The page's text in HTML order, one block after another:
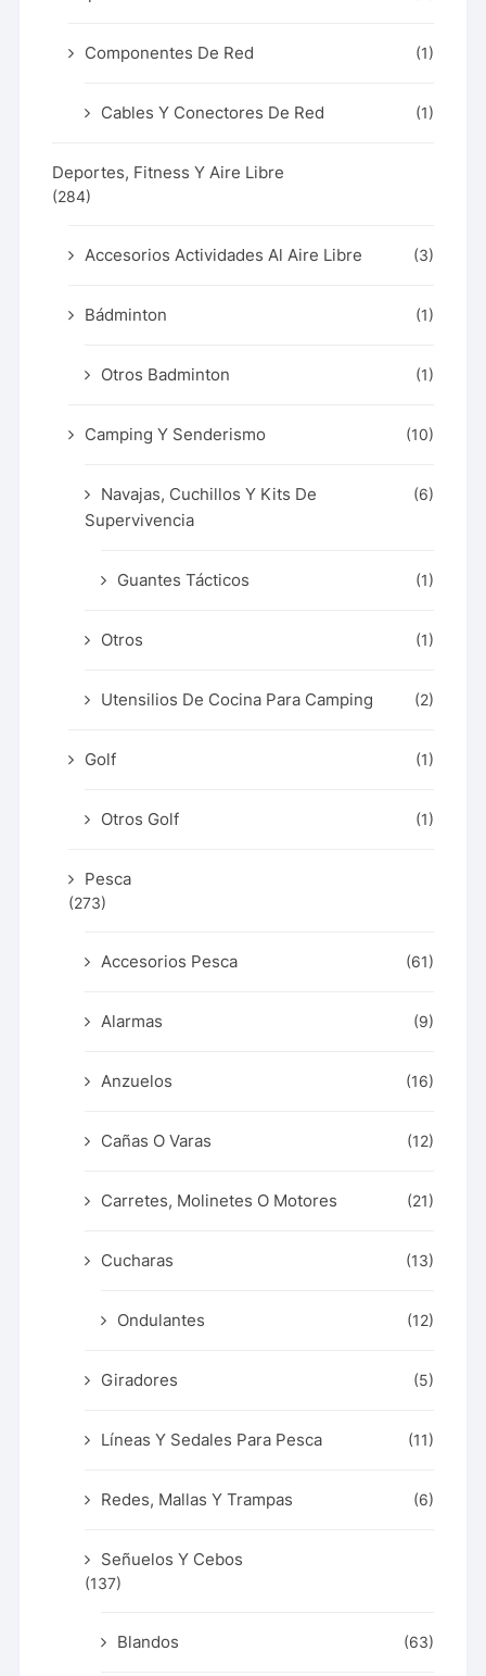
Componentes De Red (1)
Cables Y Conectores De Red (1)
Deportes, Fitness Y Aire Libre
(284)
Accesorios Actividades Al Aire Libre (3)
Bádminton (1)
Otros Badminton (1)
Camping Y Senderismo (10)
Navajas, Cuchillos Y Kits De
Supervivencia
(6)
Guantes Tácticos (1)
Otros (1)
Utensilios De Cocina Para Camping (2)
Golf (1)
Otros Golf (1)
Pesca
(273)
Accesorios Pesca (61)
Alarmas (9)
Anzuelos (16)
Cañas O Varas (12)
Carretes, Molinetes O Motores (21)
Cucharas (13)
Ondulantes (12)
Giradores (5)
Líneas Y Sedales Para Pesca (11)
Redes, Mallas Y Trampas (6)
Señuelos Y Cebos
(137)
Blandos (63)